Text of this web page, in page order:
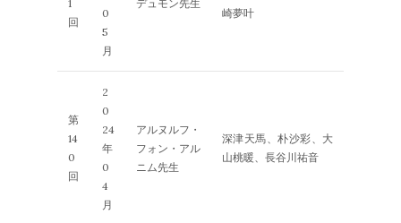
1
回
0
5
月
デュモン先生
崎夢叶
第
14
0
回
2
0
24
年
0
4
月
アルヌルフ・
フォン・アル
ニム先生
深津天馬、朴沙彩、大
山桃暖、長谷川祐音